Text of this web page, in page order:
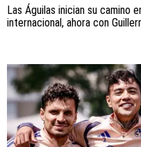
Las Águilas inician su camino
internacional, ahora con